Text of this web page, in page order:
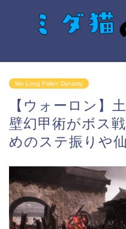
Wo Long Fallen Dynasty
【ウォーロン】
壁幻甲術がボス
めのステ振りや